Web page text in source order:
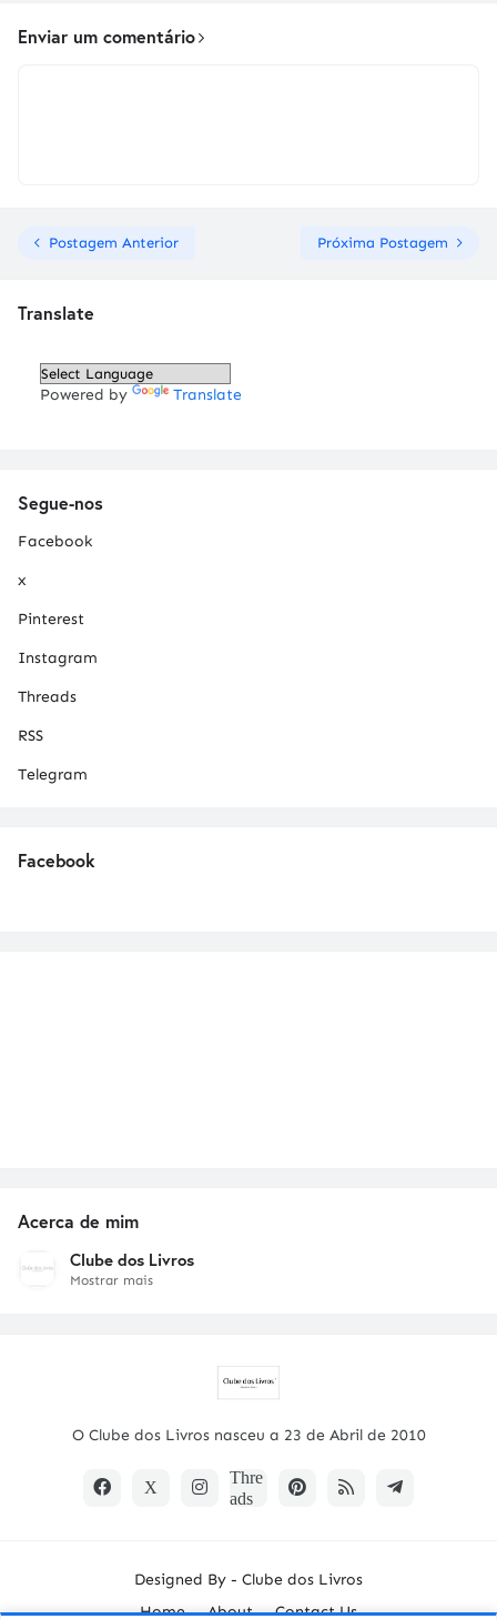
Enviar um comentário
Postagem Anterior Próxima Postagem
Translate
Powered by Translate
Segue-nos
Facebook
x
Pinterest
Instagram
Threads
RSS
Telegram
Facebook
Acerca de mim
Clube dos Livros
Mostrar mais
O Clube dos Livros nasceu a 23 de Abril de 2010
Designed By - Clube dos Livros
Home
About Contact Us